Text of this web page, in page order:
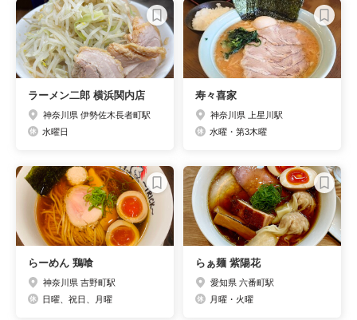
ラーメン二郎 横浜関内店
神奈川県 伊勢佐木長者町駅
水曜日
寿々喜家
神奈川県 上星川駅
水曜・第3木曜
らーめん 鶏喰
神奈川県 吉野町駅
日曜、祝日、月曜
らぁ麺 紫陽花
愛知県 六番町駅
月曜・火曜